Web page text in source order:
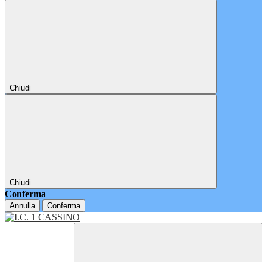
Chiudi
Chiudi
Conferma
Annulla Conferma